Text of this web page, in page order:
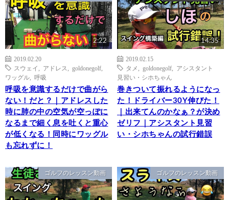
2:22
2019.02.20
スウェイ
アドレス goldonegolf
ワッグル
呼吸
呼吸を意識するだけで曲がら
ない！だと？｜アドレスした
時に肺の中の空気が空っぽに
なるまで細く息を吐くと重心
が低くなる！同時にワッグル
も忘れずに！
14:35
2019.02.15
タメ
goldonegolf
アシスタント
見習い・シホちゃん
巻きついて振れるようになっ
た！ドライバー30Y伸びた！
｜出来てんのかなぁ？が決め
ゼリフ｜アシスタント見習
い・シホちゃんの試行錯誤
ゴルフのレッスン動画 ゴルフのレッスン動画